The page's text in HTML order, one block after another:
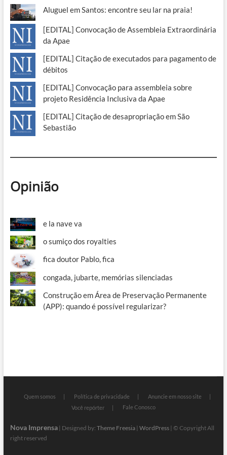
Aluguel em Santos: encontre seu lar na praia!
[EDITAL] Convocação de Assembleia Extraordinária
da Apae
[EDITAL] Citação de executados para pagamento de
débitos
[EDITAL] Convocação para assembleia sobre
projeto Residência Inclusiva da Apae
[EDITAL] Citação de desapropriação em São
Sebastião
Opinião
e la nave va
o sumiço dos royalties
fica doutor Pablo, fica
congada, jubarte, memórias silenciadas
Construção em Área de Preservação Permanente
(APP): quando é possível regularizar?
Quem somos Política de privacidade
Anuncie em nosso site
Você repórter
Fale Conosco
Nova Imprensa| Designed by: Theme Freesia| WordPress| © Copyright All
right reserved